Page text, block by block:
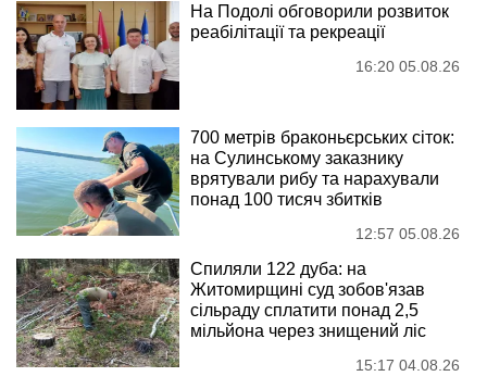
На Подолі обговорили розвиток
реабілітації та рекреації
16:20 05.08.26
700 метрів браконьєрських сіток:
на Сулинському заказнику
врятували рибу та нарахували
понад 100 тисяч збитків
12:57 05.08.26
Спиляли 122 дуба: на
Житомирщині суд зобов'язав
сільраду сплатити понад 2,5
мільйона через знищений ліс
15:17 04.08.26